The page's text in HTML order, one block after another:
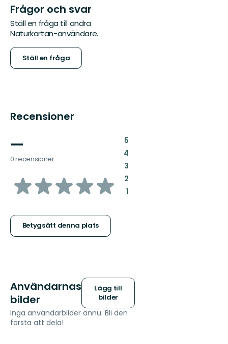
Frågor och svar
Ställ en fråga till andra
Naturkartan-användare.
Ställ en fråga
Recensioner
—
0 recensioner
av
stjärnor
Betygsätt denna plats
5:
4:
3:
2:
1:
Användarnas
bilder
Lägg till
bilder
Inga användarbilder ännu. Bli den
första att dela!